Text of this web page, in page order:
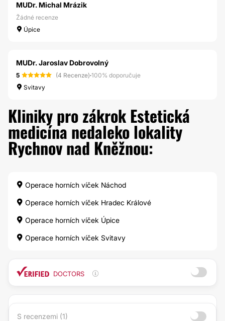
MUDr. Michal Mrázik
Žádné recenze
Úpice
MUDr. Jaroslav Dobrovolný
5 (4 Recenze)·100% doporučuje
Svitavy
Kliniky pro zákrok Estetická
medicína nedaleko lokality
Rychnov nad Kněžnou:
Operace horních víček Náchod
Operace horních víček Hradec Králové
Operace horních víček Úpice
Operace horních víček Svitavy
DOCTORS
S recenzemi (1)